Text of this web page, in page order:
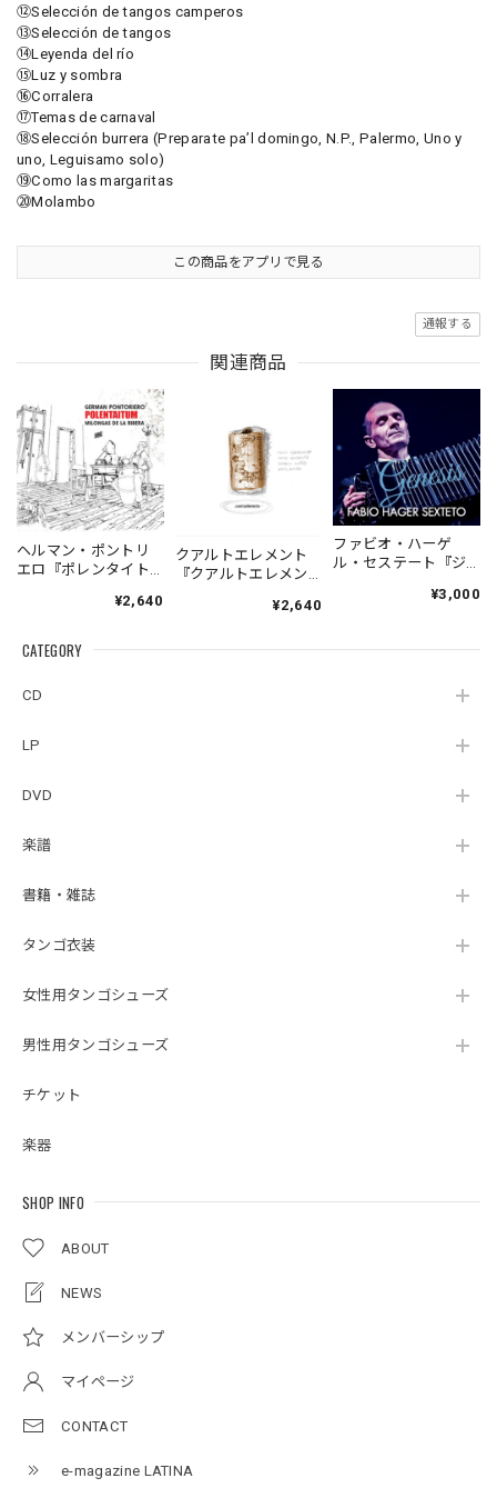
CATEGORY
CD
LP
DVD
楽譜
書籍・雑誌
タンゴ衣装
女性用タンゴシューズ
男性用タンゴシューズ
チケット
楽器
SHOP INFO
ABOUT
NEWS
メンバーシップ
マイページ
CONTACT
e-magazine LATINA
⑫Selección de tangos camperos
⑬Selección de tangos
⑭Leyenda del río
⑮Luz y sombra
⑯Corralera
⑰Temas de carnaval
⑱Selección burrera (Preparate pa’l domingo, N.P., Palermo, Uno y
uno, Leguisamo solo)
⑲Como las margaritas
⑳Molambo
この商品をアプリで見る
通報する
関連商品
ヘルマン・ポントリ
エロ『ポレンタイト
Pontoriero『POLENT
la Ribera』
¥2,640
クアルトエレメント
『クアルトエレメン
Cuartoelemento『Cu
（007RECORDS-27）
¥2,640
ファビオ・ハーゲ
ル・セステート『ジ
¥3,000